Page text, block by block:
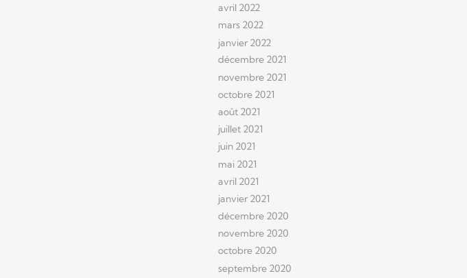
avril 2022
mars 2022
janvier 2022
décembre 2021
novembre 2021
octobre 2021
août 2021
juillet 2021
juin 2021
mai 2021
avril 2021
janvier 2021
décembre 2020
novembre 2020
octobre 2020
septembre 2020